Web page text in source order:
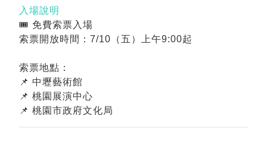
入場說明
🎟 免費索票入場
索票開放時間：7/10（五）上午9:00起
索票地點：
📌 中壢藝術館
📌 桃園展演中心
📌 桃園市政府文化局